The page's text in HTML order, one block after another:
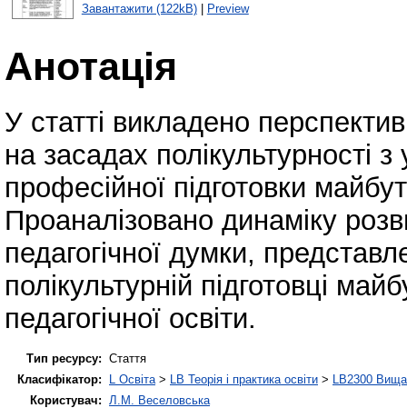
Завантажити (122kB)| Preview
Анотація
У статті викладено
на засадах полікультурності
професійної підготовки
Проаналізовано динаміку
педагогічної думки,
полікультурній підготовці
педагогічної освіти.
Тип ресурсу: Стаття
Класифікатор:
L Освіта > LB Теорія і практика освіти > LB2300 Вища
Користувач:
Л.М. Веселовська